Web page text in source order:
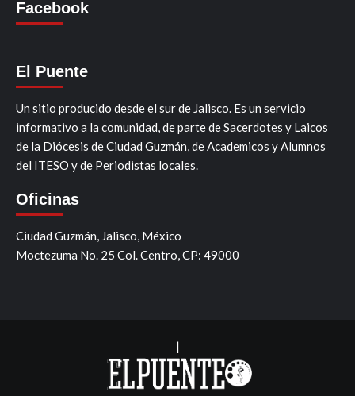
Facebook
El Puente
Un sitio producido desde el sur de Jalisco. Es un servicio
informativo a la comunidad, de parte de Sacerdotes y Laicos
de la Diócesis de Ciudad Guzmán, de Academicos y Alumnos
del ITESO y de Periodistas locales.
Oficinas
Ciudad Guzmán, Jalisco, México
Moctezuma No. 25 Col. Centro, CP: 49000
|